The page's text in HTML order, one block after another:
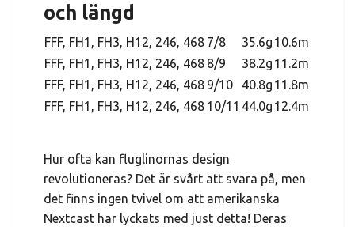
och längd
FFF, FH1, FH3, H12, 246, 468 7/8 35.6g 10.6m
FFF, FH1, FH3, H12, 246, 468 8/9 38.2g 11.2m
FFF, FH1, FH3, H12, 246, 468 9/10 40.8g 11.8m
FFF, FH1, FH3, H12, 246, 468 10/11 44.0g 12.4m
Hur ofta kan fluglinornas design
revolutioneras? Det är svårt att svara på, men
det finns ingen tvivel om att amerikanska
Nextcast har lyckats med just detta! Deras